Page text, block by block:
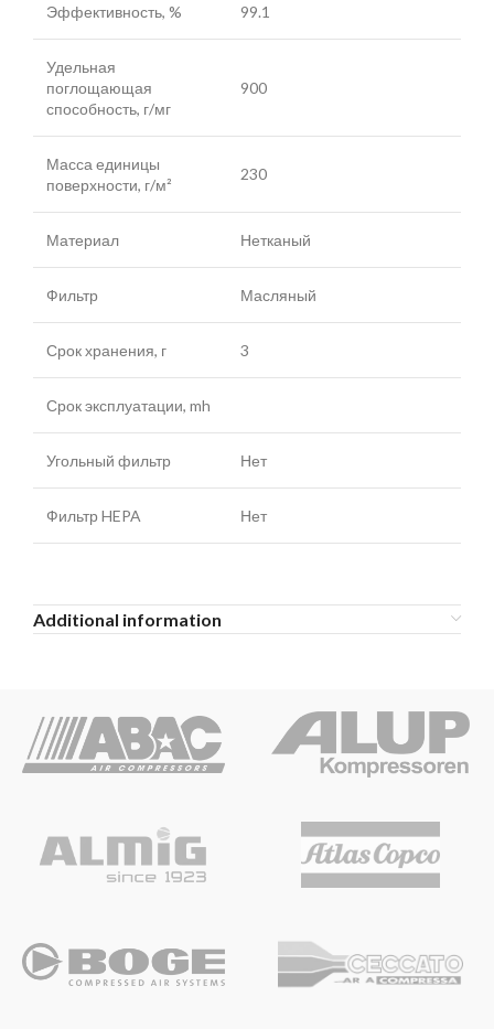
Эффективность, % 99.1
Удельная
поглощающая
способность, г/мг
900
Масса единицы
поверхности, г/м²
230
Материал Нетканый
Фильтр Масляный
Срок хранения, г 3
Срок эксплуатации, mh
Угольный фильтр Нет
Фильтр HEPA Нет
Additional information